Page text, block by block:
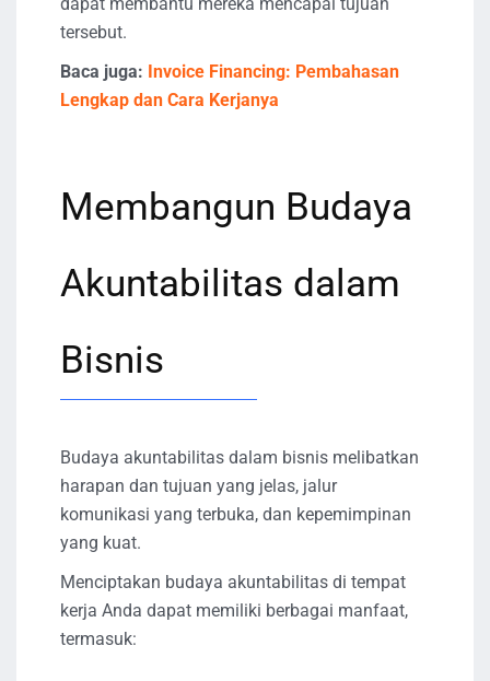
tersebut.
Baca juga: Invoice Financing: Pembahasan
Lengkap dan Cara Kerjanya
Membangun Budaya
Akuntabilitas dalam
Bisnis
Budaya akuntabilitas dalam bisnis melibatkan
harapan dan tujuan yang jelas, jalur
komunikasi yang terbuka, dan kepemimpinan
yang kuat.
Menciptakan budaya akuntabilitas di tempat
kerja Anda dapat memiliki berbagai manfaat,
termasuk: